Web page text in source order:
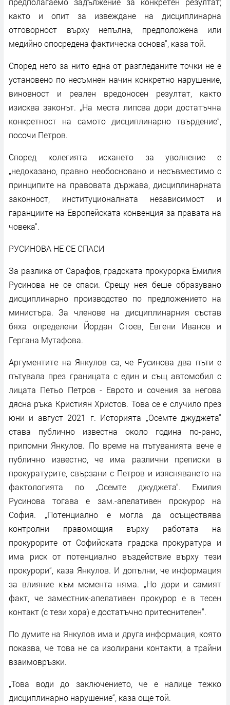
както и опит за извеждане на дисциплинарна
отговорност върху непълна, предположена или
медийно опосредена фактическа основа“, каза той.
Според него за нито една от разгледаните точки не е
установено по несъмнен начин конкретно нарушение,
виновност и реален вредоносен резултат, както
изисква законът. „На места липсва дори достатъчна
конкретност на самото дисциплинарно твърдение“,
посочи Петров.
Според колегията искането за уволнение е
„недоказано, правно необосновано и несъвместимо с
принципите на правовата държава, дисциплинарната
законност, институционалната независимост и
гаранциите на Европейската конвенция за правата на
човека“.
РУСИНОВА НЕ СЕ СПАСИ
За разлика от Сарафов, градската прокурорка Емилия
Русинова не се спаси. Срещу нея беше образувано
дисциплинарно производство по предложението на
министъра. За членове на дисциплинарния състав
бяха определени Йордан Стоев, Евгени Иванов и
Гергана Мутафова.
Аргументите на Янкулов са, че Русинова два пъти е
пътувала през границата с един и същ автомобил с
лицата Петьо Петров - Еврото и сочения за негова
дясна ръка Кристиян Христов. Това се е случило през
юни и август 2021 г. Историята „Осемте джуджета“
става публично известна около година по-рано,
припомни Янкулов. По време на пътуванията вече е
публично известно, че има различни преписки в
прокуратурите, свързани с Петров и изясняването на
фактологията по „Осемте джуджета“. Емилия
Русинова тогава е зам.-апелативен прокурор на
София. „Потенциално е могла да осъществява
контролни правомощия върху работата на
прокурорите от Софийската градска прокуратура и
има риск от потенциално въздействие върху тези
прокурори“, каза Янкулов. И допълни, че информация
за влияние към момента няма. „Но дори и самият
факт, че заместник-апелативен прокурор е в тесен
контакт (с тези хора) е достатъчно притеснителен“.
По думите на Янкулов има и друга информация, която
показва, че това не са изолирани контакти, а трайни
взаимовръзки.
„Това води до заключението, че е налице тежко
дисциплинарно нарушение“, каза още той.